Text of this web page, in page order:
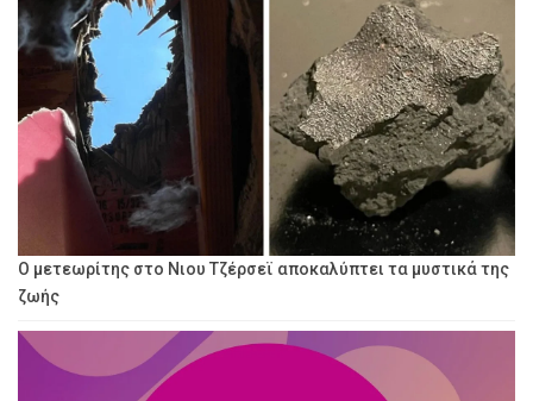
Ο μετεωρίτης στο Νιου Τζέρσεϊ αποκαλύπτει τα μυστικά της
ζωής